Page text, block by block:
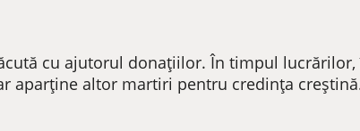
cu ajutorul donațiilor. În timpul
aparține altor martiri pentru credința